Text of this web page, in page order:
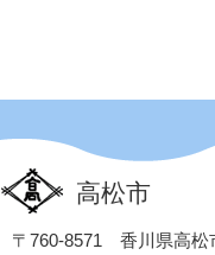
高松市
〒760-8571 香川県高松